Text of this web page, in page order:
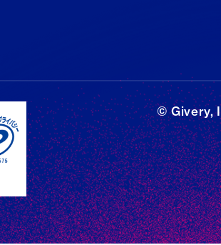
© Givery,